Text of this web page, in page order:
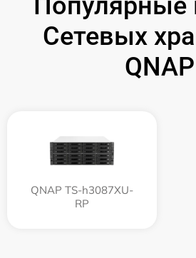
Сетевых
QNAP
QNAP TS-h3087XU-
RP